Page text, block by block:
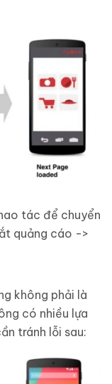
tác để chuyển
quảng cáo ->
không phải là
có nhiều lựa
tránh lỗi sau: